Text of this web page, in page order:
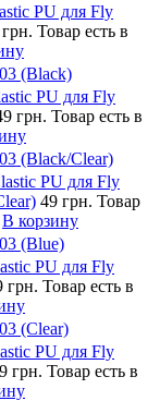
PU для Fly
Товар есть в
(Black)
PU для Fly
грн. Товар есть в
(Black/Clear)
PU для Fly
49 грн. Товар
В корзину
(Blue)
PU для Fly
грн. Товар есть в
(Clear)
PU для Fly
грн. Товар есть в